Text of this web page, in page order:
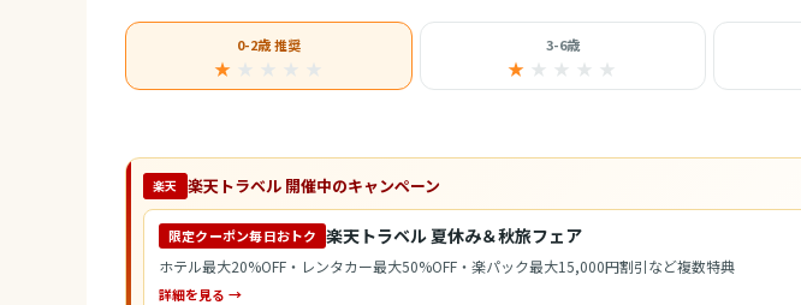
0-2歳 推奨
★ ★ ★ ★ ★
3-6歳
★ ★ ★ ★ ★
楽天 楽天トラベル 開催中のキャンペーン
限定クーポン毎日おトク 楽天トラベル 夏休み＆秋旅フェア
ホテル最大20%OFF・レンタカー最大50%OFF・楽パック最大15,000円割引など複数特典
詳細を見る →